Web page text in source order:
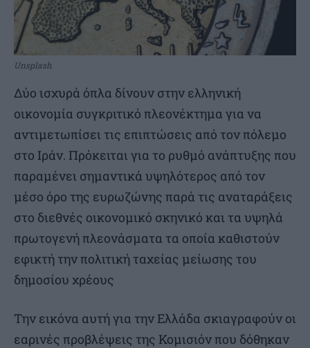
Unsplash
Δύο ισχυρά όπλα δίνουν στην ελληνική
οικονομία συγκριτικό πλεονέκτημα για να
αντιμετωπίσει τις επιπτώσεις από τον πόλεμο
στο Ιράν. Πρόκειται για το ρυθμό ανάπτυξης που
παραμένει σημαντικά υψηλότερος από τον
μέσο όρο της ευρωζώνης παρά τις αναταράξεις
στο διεθνές οικονομικό σκηνικό και τα υψηλά
πρωτογενή πλεονάσματα τα οποία καθιστούν
εφικτή την πολιτική ταχείας μείωσης του
δημοσίου χρέους
Την εικόνα αυτή για την Ελλάδα σκιαγραφούν οι
εαρινές προβλέψεις της Κομισιόν που δόθηκαν